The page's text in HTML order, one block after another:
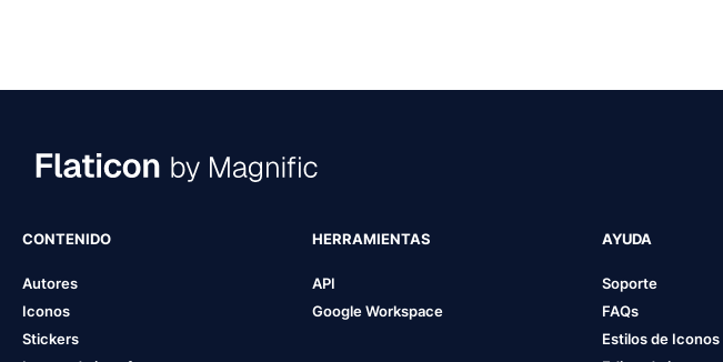
CONTENIDO
Autores
Iconos
Stickers
HERRAMIENTAS
API
Google Workspace
AYUDA
Soporte
FAQs
Estilos de Iconos